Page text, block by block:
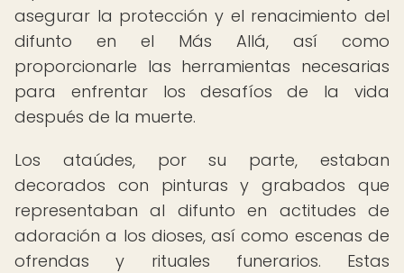
asegurar la protección y el renacimiento del
difunto en el Más Allá, así como
proporcionarle las herramientas necesarias
para enfrentar los desafíos de la vida
después de la muerte.
Los ataúdes, por su parte, estaban
decorados con pinturas y grabados que
representaban al difunto en actitudes de
adoración a los dioses, así como escenas de
ofrendas y rituales funerarios. Estas